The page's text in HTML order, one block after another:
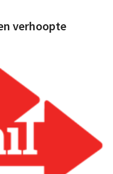
verhoopte